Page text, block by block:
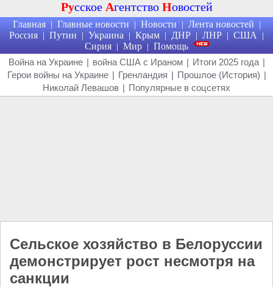
Русское Агентство Новостей
Главная | Главные новости | Новости | Лента новостей |
Россия | Путин | Украина | Крым | ДНР | ЛНР | США |
Сирия | Мир | Помощь
Война на Украине | война США с Ираном | Итоги 2025 года |
Герои войны на Украине | Гренландия | Прошлое (История) |
Николай Левашов | Популярные в соцсетях
Сельское хозяйство в Белоруссии
демонстрирует рост несмотря на
санкции